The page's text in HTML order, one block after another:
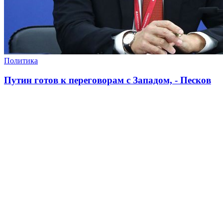
Политика
Путин готов к переговорам с Западом, - Песков